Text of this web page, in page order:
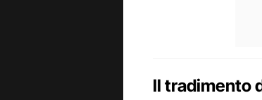
Il tradimento